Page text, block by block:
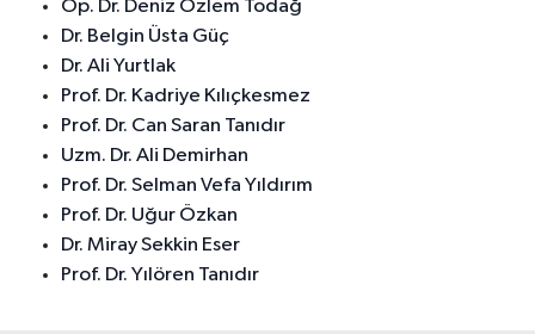
Op. Dr. Deniz Özlem Todağ
Dr. Belgin Üsta Güç
Dr. Ali Yurtlak
Prof. Dr. Kadriye Kılıçkesmez
Prof. Dr. Can Saran Tanıdır
Uzm. Dr. Ali Demirhan
Prof. Dr. Selman Vefa Yıldırım
Prof. Dr. Uğur Özkan
Dr. Miray Sekkin Eser
Prof. Dr. Yılören Tanıdır